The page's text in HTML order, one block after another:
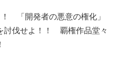
「開発者の悪意の権化」
討伐せよ！！ 覇権作品堂々